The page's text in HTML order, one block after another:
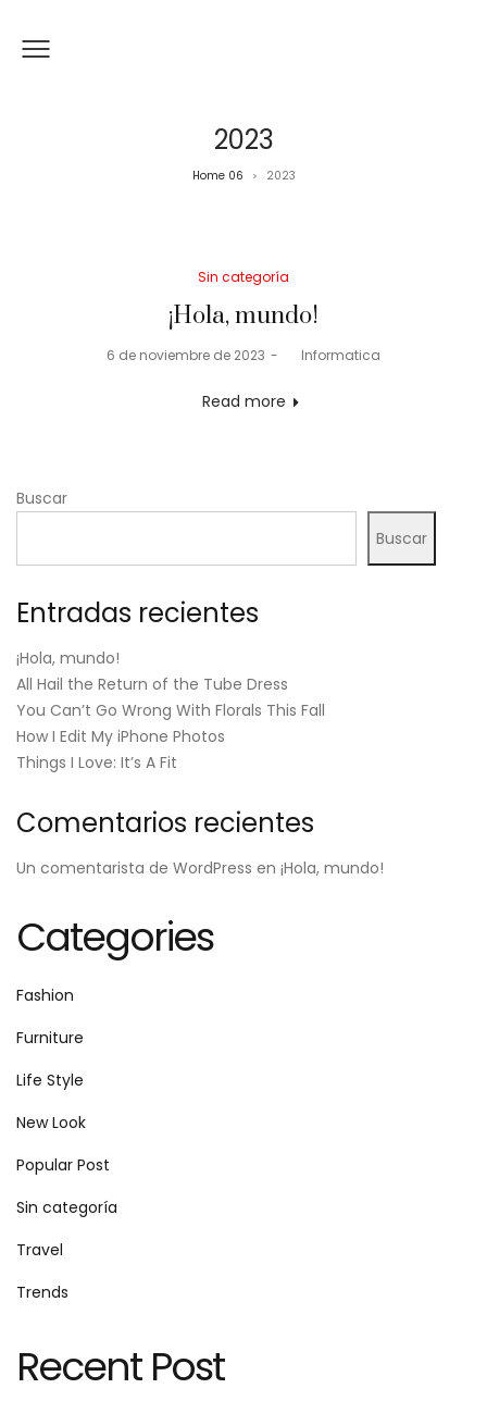
2023
Home 06 > 2023
Posted
Sin categoría
¡Hola, mundo!
Posted
6 de noviembre de 2023 Informatica
Read more
Buscar
Buscar
Entradas recientes
¡Hola, mundo!
All Hail the Return of the Tube Dress
You Can’t Go Wrong With Florals This Fall
How I Edit My iPhone Photos
Things I Love: It’s A Fit
Comentarios recientes
Un comentarista de WordPress en ¡Hola, mundo!
Categories
Fashion
Furniture
Life Style
New Look
Popular Post
Sin categoría
Travel
Trends
Recent Post